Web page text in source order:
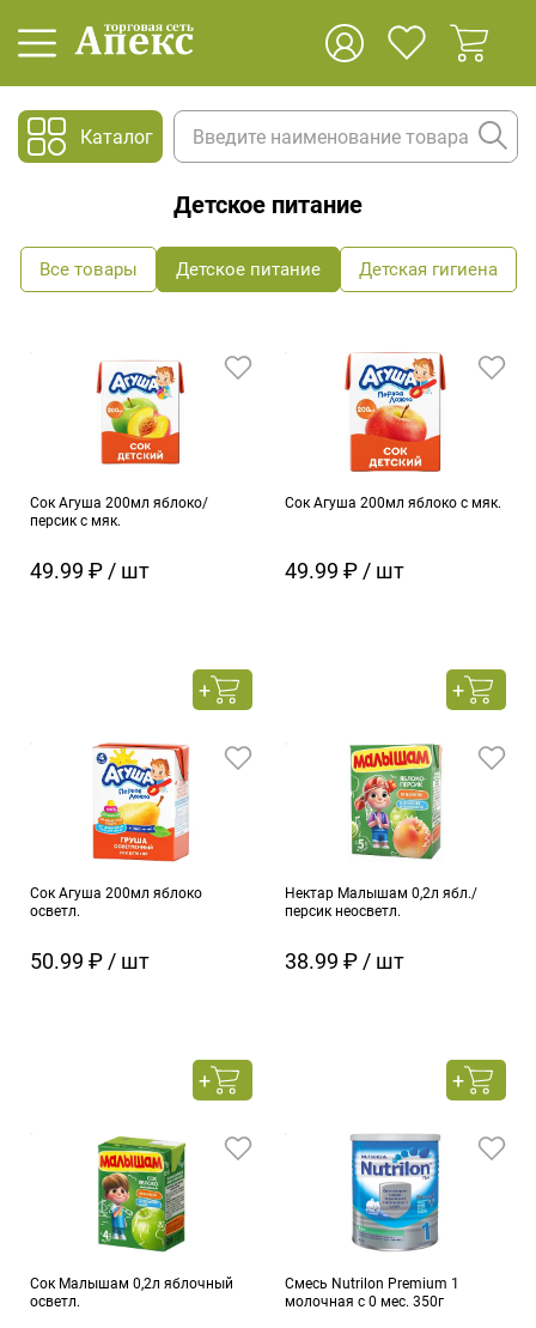
Каталог
Детское питание
Все товары Детское питание Детская гигиена
Сок Агуша 200мл яблоко/
персик с мяк.
49.99 ₽ / шт
Сок Агуша 200мл яблоко с мяк.
49.99 ₽ / шт
Сок Агуша 200мл яблоко
осветл.
50.99 ₽ / шт
Нектар Малышам 0,2л ябл./
персик неосветл.
38.99 ₽ / шт
Сок Малышам 0,2л яблочный
осветл.
Смесь Nutrilon Premium 1
молочная с 0 мес. 350г